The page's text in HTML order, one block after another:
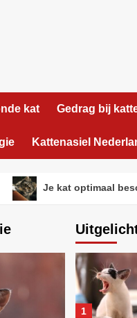
kat Gedrag bij
Kattenasiel
Je kat optimaal
4
5
1